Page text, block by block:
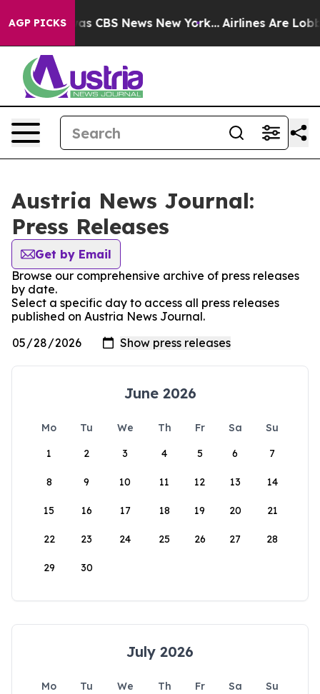
AGP PICKSwas CBS News New York... Airlines Are
Austria News Journal:
Press Releases
Get by Email
Browse our comprehensive archive of press releases
by date.
Select a specific day to access all press releases
published on Austria News Journal.
June 2026
Mo Tu We Th Fr Sa
Su
1
2 3 4 5 6 7
8 9 10 11 12 13 14
15 16 17 18 19 20 21
22 23 24 25 26 27 28
29 30
July 2026
Mo Tu We Th Fr Sa
Su